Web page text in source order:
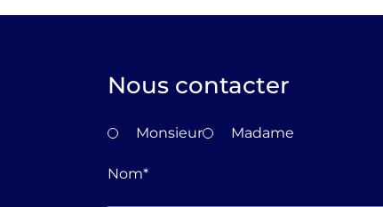
Nous contacter
Monsieur Madame
Nom*